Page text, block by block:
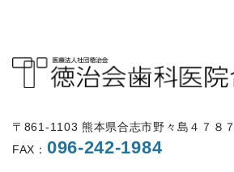
〒861-1103 熊本県合志市野々島４７８
FAX： 096-242-1984